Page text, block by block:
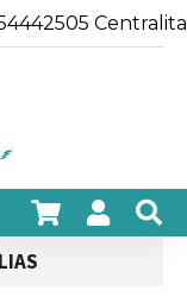
Centralita